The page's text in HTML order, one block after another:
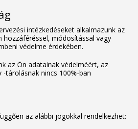
intézkedéseket alkalmazunk az
módosítással vagy
védelme érdekében.
az Ön adatainak védelméért, az
tárolásnak nincs 100%-ban
az alábbi jogokkal rendelkezhet: